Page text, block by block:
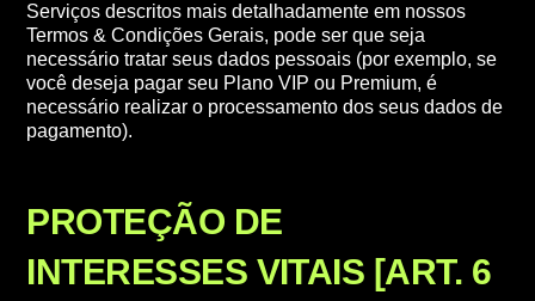
Serviços descritos mais detalhadamente em nossos
Termos & Condições Gerais, pode ser que seja
necessário tratar seus dados pessoais (por exemplo, se
você deseja pagar seu Plano VIP ou Premium, é
necessário realizar o processamento dos seus dados de
pagamento).
PROTEÇÃO DE
INTERESSES VITAIS [ART. 6